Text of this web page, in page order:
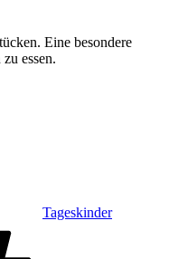
Eine besondere
essen.
Tageskinder